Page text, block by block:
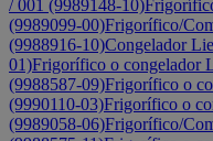
/ 001 (9989148-10)
(9989099-00)Frigorífico/
(9988916-10)Congelador
01)Frigorífico o congelador
(9988587-09)Frigorífico o
(9990110-03)Frigorífico o
(9989058-06)Frigorífico/